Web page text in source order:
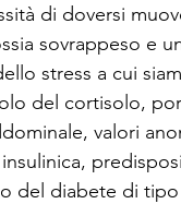
di doversi
sovrappeso e
stress a cui
del cortisolo,
valori
del diabete di